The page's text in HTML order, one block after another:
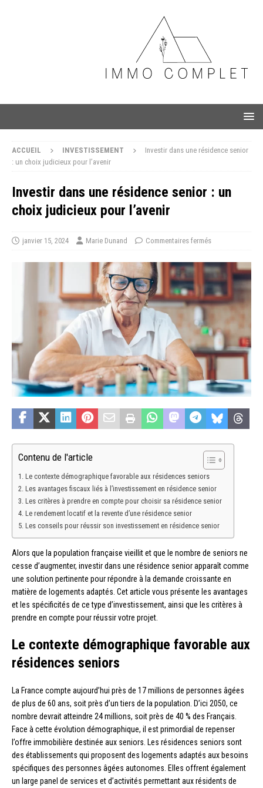
ACCUEIL INVESTISSEMENT
Investir dans une résidence senior
: un choix judicieux pour l’avenir
Investir dans une résidence senior : un
choix judicieux pour l’avenir
janvier 15, 2024 Marie Dunand Commentaires fermés
Contenu de l'article
Le contexte démographique favorable aux résidences seniors
Les avantages fiscaux liés à l’investissement en résidence senior
Les critères à prendre en compte pour choisir sa résidence senior
Le rendement locatif et la revente d’une résidence senior
Les conseils pour réussir son investissement en résidence senior
Alors que la population française vieillit et que le nombre de seniors ne
cesse d’augmenter, investir dans une résidence senior apparaît comme
une solution pertinente pour répondre à la demande croissante en
matière de logements adaptés. Cet article vous présente les avantages
et les spécificités de ce type d’investissement, ainsi que les critères à
prendre en compte pour réussir votre projet.
Le contexte démographique favorable aux
résidences seniors
La France compte aujourd’hui près de 17 millions de personnes âgées
de plus de 60 ans, soit près d’un tiers de la population. D’ici 2050, ce
nombre devrait atteindre 24 millions, soit près de 40 % des Français.
Face à cette évolution démographique, il est primordial de repenser
l’offre immobilière destinée aux seniors. Les résidences seniors sont
des établissements qui proposent des logements adaptés aux besoins
spécifiques des personnes âgées autonomes. Elles offrent également
un large panel de services et d’activités permettant aux résidents de